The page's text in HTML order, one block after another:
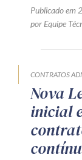
Publicado em
por Equipe
CONTRATOS
Nova
inicial